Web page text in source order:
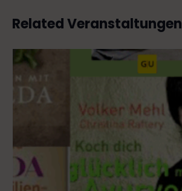
Related Veranstaltungen